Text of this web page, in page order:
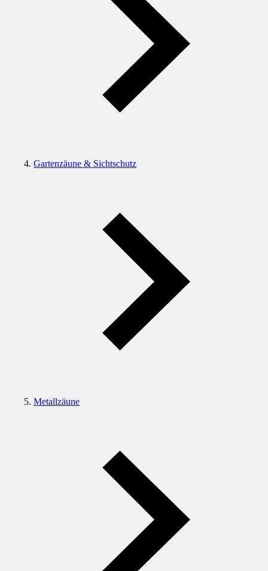
Gartenzäune & Sichtschutz
Metallzäune